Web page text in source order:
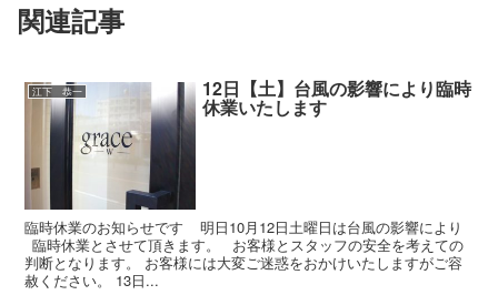
関連記事
江下 恭一 12日【土】台風の影響により臨時
休業いたします
臨時休業のお知らせです 明日10月12日土曜日は台風の影響により
臨時休業とさせて頂きます。 お客様とスタッフの安全を考えての
判断となります。 お客様には大変ご迷惑をおかけいたしますがご容
赦ください。 13日...